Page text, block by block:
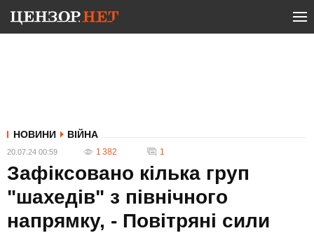
НОВИНИ ВІЙНА
20.07.24 00:59 1 382 1
Зафіксовано кілька груп
"шахедів" з північного
напрямку, - Повітряні сили